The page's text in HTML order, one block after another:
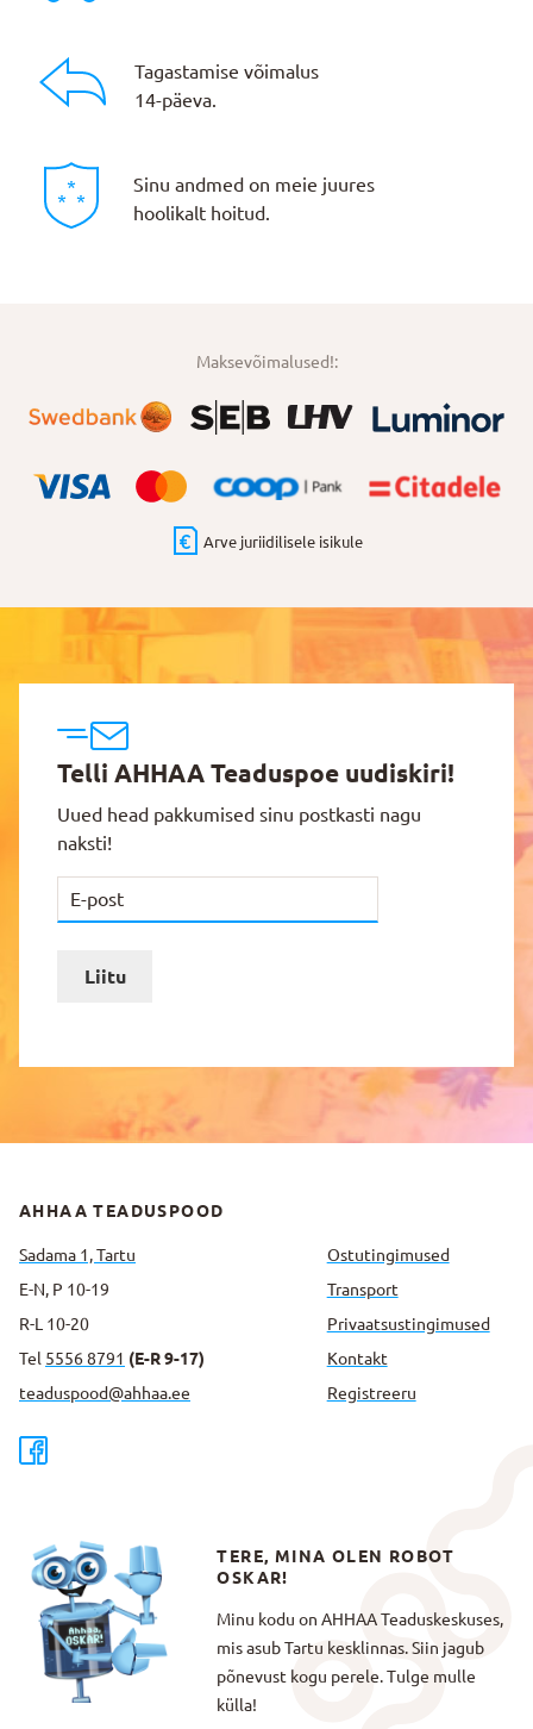
Tagastamise võimalus
14-päeva.
Sinu andmed on meie juures
hoolikalt hoitud.
Maksevõimalused!:
Arve juriidilisele isikule
Telli AHHAA Teaduspoe uudiskiri!
Uued head pakkumised sinu postkasti nagu
naksti!
Liitu
AHHAA TEADUSPOOD
Sadama 1, Tartu
E-N, P 10-19
R-L 10-20
Tel 5556 8791 (E-R 9-17)
teaduspood@ahhaa.ee
Ostutingimused
Transport
Privaatsus­tingimused
Kontakt
Registreeru
TERE, MINA OLEN ROBOT
OSKAR!
Minu kodu on AHHAA Teaduskeskuses,
mis asub Tartu kesklinnas. Siin jagub
põnevust kogu perele. Tulge mulle
külla!